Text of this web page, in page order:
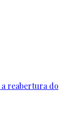
reabertura do